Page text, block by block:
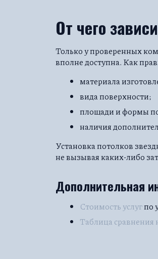
От чего
Только у проверенных
вполне доступна. Как
материала
вида поверхности;
площади и формы
наличия
Установка потолков
не вызывая каких-либо
Дополнительная
Стоимость услугпо
Таблица